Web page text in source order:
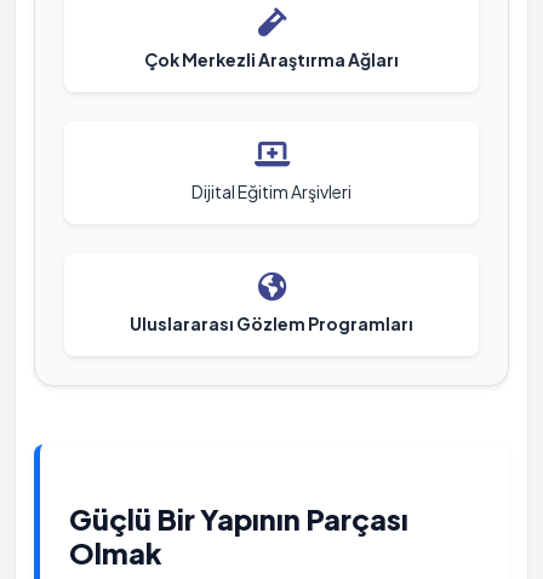
Çok Merkezli Araştırma Ağları
Dijital Eğitim Arşivleri
Uluslararası Gözlem Programları
Güçlü Bir Yapının Parçası
Olmak